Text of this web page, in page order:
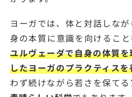
ヨーガでは、体と対話しな
身の本質に意識を向けるこ
ユルヴェーダで自身の体質
したヨーガのプラクティスを
わず続けながら若さを保てる